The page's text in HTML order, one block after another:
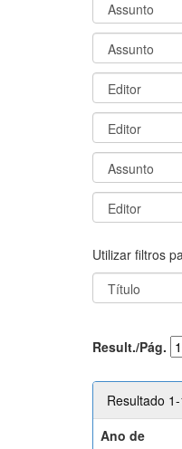
Utilizar filtros
Result./Pág.
Resultado
Ano de